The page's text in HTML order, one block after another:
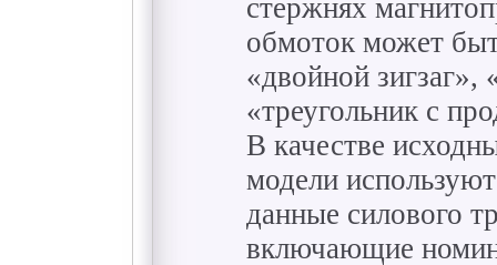
стержнях
обмоток может
«двойной зигзаг»,
«треугольник с
В качестве
модели
данные силового
включающие